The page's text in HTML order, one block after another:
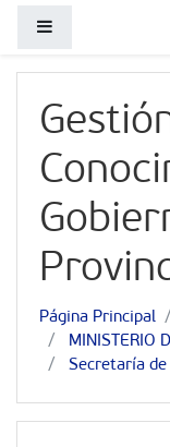
Página Principal
MINISTERIO
Secretaría